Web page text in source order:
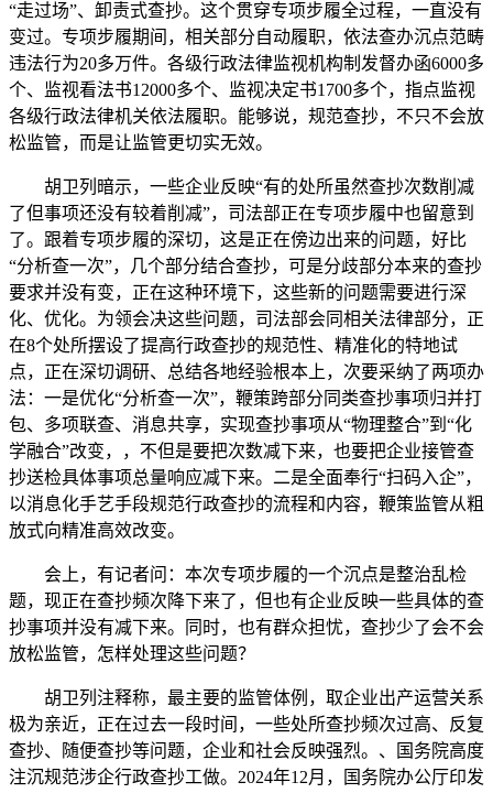
“走过场”、卸责式查抄。这个贯穿专项步履全过程，一直没有
变过。专项步履期间，相关部分自动履职，依法查办沉点范畴
违法行为20多万件。各级行政法律监视机构制发督办函6000多
个、监视看法书12000多个、监视决定书1700多个，指点监视
各级行政法律机关依法履职。能够说，规范查抄，不只不会放
松监管，而是让监管更切实无效。
胡卫列暗示，一些企业反映“有的处所虽然查抄次数削减
了但事项还没有较着削减”，司法部正在专项步履中也留意到
了。跟着专项步履的深切，这是正在傍边出来的问题，好比
“分析查一次”，几个部分结合查抄，可是分歧部分本来的查抄
要求并没有变，正在这种环境下，这些新的问题需要进行深
化、优化。为领会决这些问题，司法部会同相关法律部分，正
在8个处所摆设了提高行政查抄的规范性、精准化的特地试
点，正在深切调研、总结各地经验根本上，次要采纳了两项办
法：一是优化“分析查一次”，鞭策跨部分同类查抄事项归并打
包、多项联查、消息共享，实现查抄事项从“物理整合”到“化
学融合”改变，，不但是要把次数减下来，也要把企业接管查
抄送检具体事项总量响应减下来。二是全面奉行“扫码入企”，
以消息化手艺手段规范行政查抄的流程和内容，鞭策监管从粗
放式向精准高效改变。
会上，有记者问：本次专项步履的一个沉点是整治乱检
题，现正在查抄频次降下来了，但也有企业反映一些具体的查
抄事项并没有减下来。同时，也有群众担忧，查抄少了会不会
放松监管，怎样处理这些问题？
胡卫列注释称，最主要的监管体例，取企业出产运营关系
极为亲近，正在过去一段时间，一些处所查抄频次过高、反复
查抄、随便查抄等问题，企业和社会反映强烈。、国务院高度
注沉规范涉企行政查抄工做。2024年12月，国务院办公厅印发